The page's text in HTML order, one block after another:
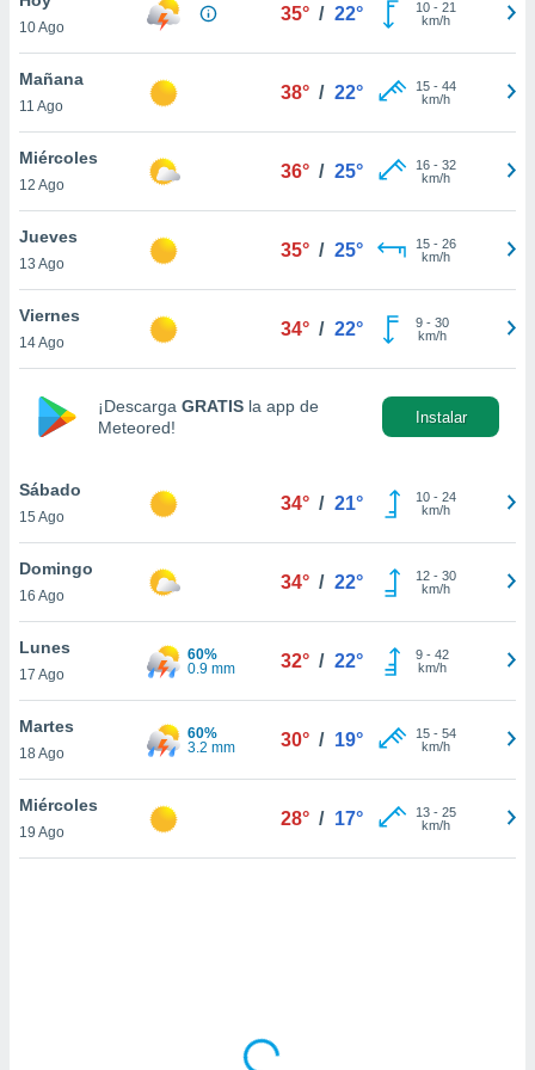
en
más
nuestra
de
aceptar
de
sitio
En
sean
el sitio
ni para
o
10 Ago
35° / 22° 10- 21
km/h
Mañana
11 Ago
38° / 22° 15- 44
km/h
Miércoles
12 Ago
36° / 25° 16- 32
km/h
Jueves
13 Ago
35° / 25° 15- 26
km/h
Viernes
14 Ago
34° / 22° 9- 30
km/h
¡Descarga GRATIS la app de
Meteored!
Instalar
Sábado
15 Ago
34° / 21° 10- 24
km/h
Domingo
16 Ago
34° / 22° 12- 30
km/h
Lunes
17 Ago
60%
0.9 mm
32° / 22° 9- 42
km/h
Martes
18 Ago
60%
3.2 mm
30° / 19° 15- 54
km/h
Miércoles
19 Ago
28° / 17° 13- 25
km/h